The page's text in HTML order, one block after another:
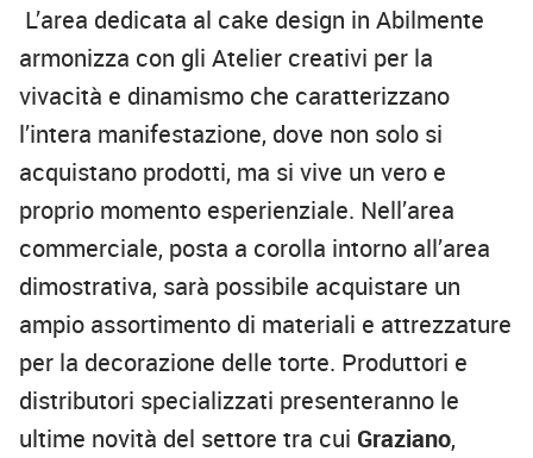
L’area dedicata al cake design in Abilmente
armonizza con gli Atelier creativi per la
vivacità e dinamismo che caratterizzano
l’intera manifestazione, dove non solo si
acquistano prodotti, ma si vive un vero e
proprio momento esperienziale. Nell’area
commerciale, posta a corolla intorno all’area
dimostrativa, sarà possibile acquistare un
ampio assortimento di materiali e attrezzature
per la decorazione delle torte. Produttori e
distributori specializzati presenteranno le
ultime novità del settore tra cui Graziano,